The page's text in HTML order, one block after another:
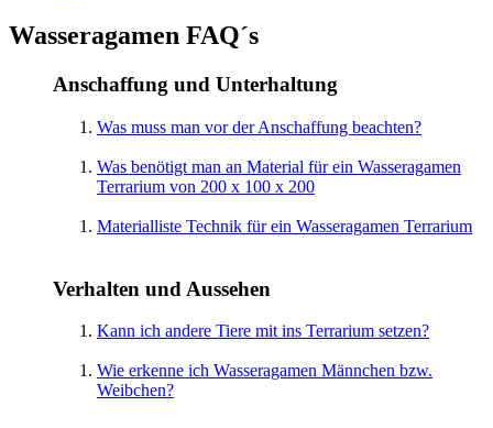
Wasseragamen FAQ´s
Anschaffung und Unterhaltung
Was muss man vor der Anschaffung beachten?
Was benötigt man an Material für ein Wasseragamen
Terrarium von 200 x 100 x 200
Materialliste Technik für ein Wasseragamen Terrarium
Verhalten und Aussehen
Kann ich andere Tiere mit ins Terrarium setzen?
Wie erkenne ich Wasseragamen Männchen bzw.
Weibchen?